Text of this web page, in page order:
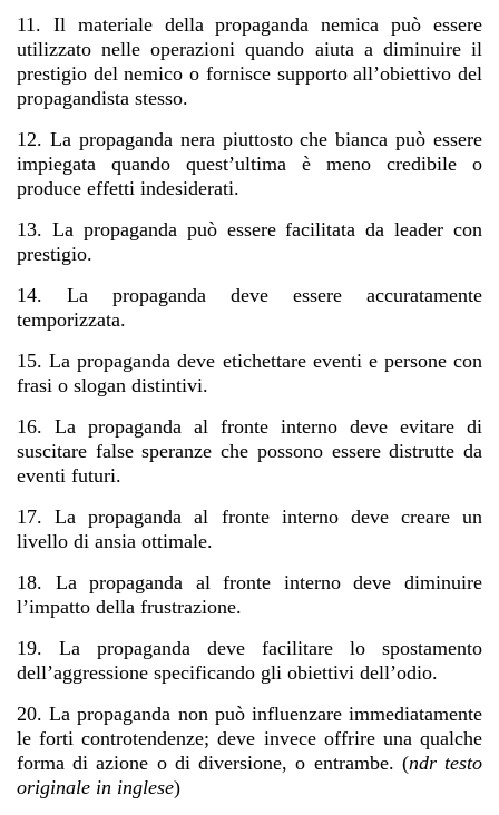
11. Il materiale della propaganda nemica può essere
utilizzato nelle operazioni quando aiuta a diminuire il
prestigio del nemico o fornisce supporto all’obiettivo del
propagandista stesso.
12. La propaganda nera piuttosto che bianca può essere
impiegata quando quest’ultima è meno credibile o
produce effetti indesiderati.
13. La propaganda può essere facilitata da leader con
prestigio.
14. La propaganda deve essere accuratamente
temporizzata.
15. La propaganda deve etichettare eventi e persone con
frasi o slogan distintivi.
16. La propaganda al fronte interno deve evitare di
suscitare false speranze che possono essere distrutte da
eventi futuri.
17. La propaganda al fronte interno deve creare un
livello di ansia ottimale.
18. La propaganda al fronte interno deve diminuire
l’impatto della frustrazione.
19. La propaganda deve facilitare lo spostamento
dell’aggressione specificando gli obiettivi dell’odio.
20. La propaganda non può influenzare immediatamente
le forti controtendenze; deve invece offrire una qualche
forma di azione o di diversione, o entrambe. (ndr testo
originale in inglese)